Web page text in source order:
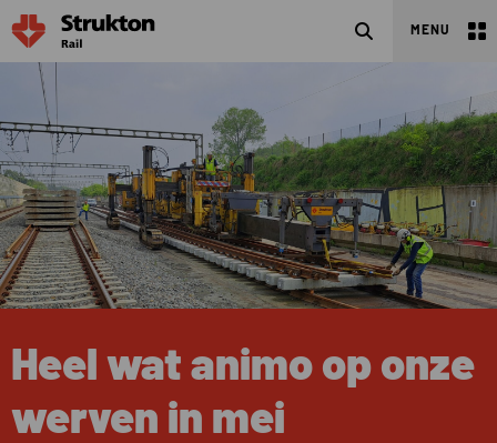
SearchMENU
Heel wat animo op onze
werven in mei